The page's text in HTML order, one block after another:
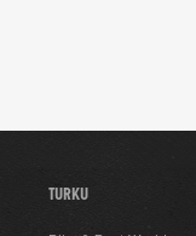
TURKU